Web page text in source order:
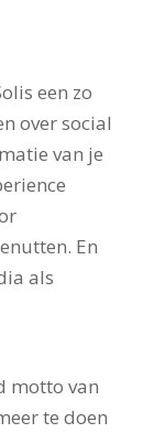
een zo
over social
van je
En
als
motto van
te doen